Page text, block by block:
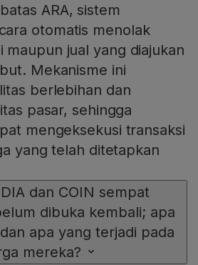
ARA, sistem
otomatis menolak
maupun jual yang diajukan
Mekanisme ini
berlebihan dan
pasar, sehingga
mengeksekusi transaksi
yang telah ditetapkan
dan COIN sempat
dibuka kembali; apa
apa yang terjadi pada
mereka?